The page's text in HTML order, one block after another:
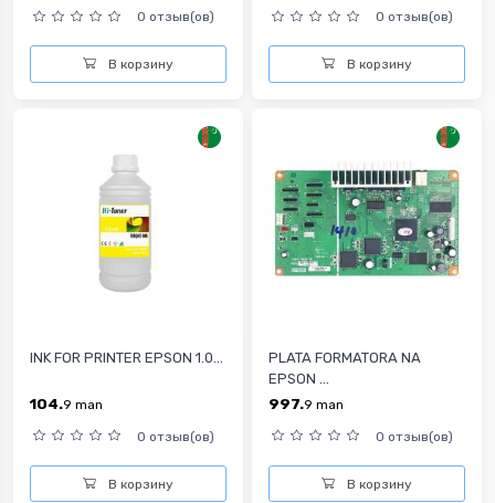
0 отзыв(ов)
В корзину
0 отзыв(ов)
В корзину
INK FOR PRINTER EPSON 1.0...
104.9 man
0 отзыв(ов)
В корзину
PLATA FORMATORA NA
EPSON ...
997.9 man
0 отзыв(ов)
В корзину